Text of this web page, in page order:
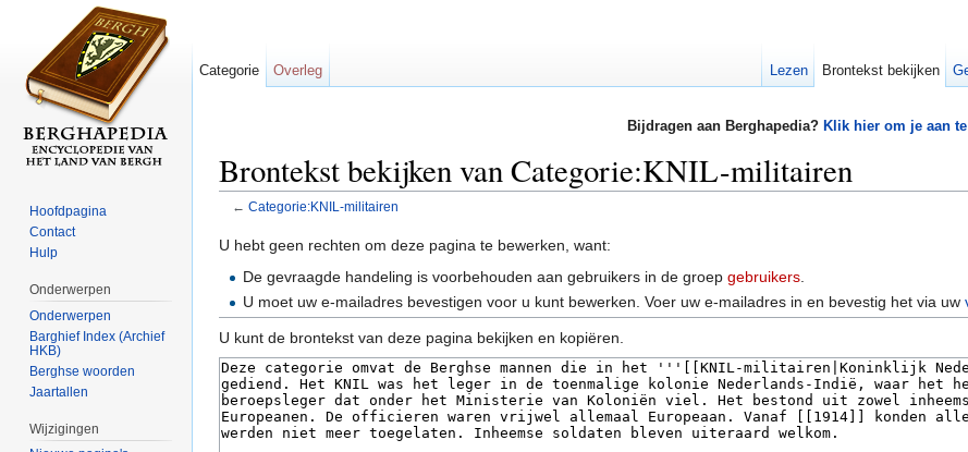
Bijdragen aan Berghapedia? Klik hier om je aan
Brontekst bekijken van Categorie:KNIL-militairen
← Categorie:KNIL-militairen
U hebt geen rechten om deze pagina te bewerken, want:
De gevraagde handeling is voorbehouden aan gebruikers in de groepgebruikers
U moet uw e-mailadres bevestigen voor u kunt bewerken. Voer uw e-mailadres in en bevestig het via uw
U kunt de brontekst van deze pagina bekijken en kopiëren.
Categorie Overleg Lezen Brontekst bekijken
Hoofdpagina
Contact
Hulp
Onderwerpen
Onderwerpen
Barghief Index (Archief
HKB)
Berghse woorden
Jaartallen
Wijzigingen